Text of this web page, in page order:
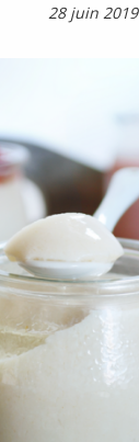
28 juin 2019